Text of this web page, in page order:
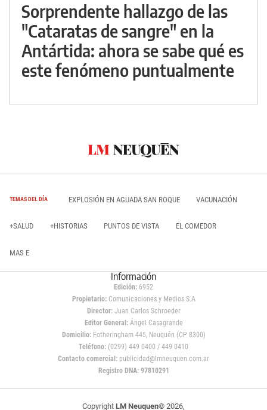
Sorprendente hallazgo de las
"Cataratas de sangre" en la
Antártida: ahora se sabe qué es
este fenómeno puntualmente
TEMAS DEL DÍA EXPLOSIÓN EN AGUADA SAN ROQUE VACUNACIÓN
+SALUD +HISTORIAS PUNTOS DE VISTA EL COMEDOR
MAS E
Información
Edición: 6952
Propietario:Comunicaciones y Medios S.A
Director: Juan Carlos Schroeder
Editor General:Ángel Casagrande
Domicilio:Fotheringham 445, Neuquén (CP 8300)
Teléfono: (0299) 449 0400 / 449 0410
Contacto comercial: publicidad@lmneuquen.com.ar
Registro DNA: 97810291
Copyright LM Neuquen© 2026,